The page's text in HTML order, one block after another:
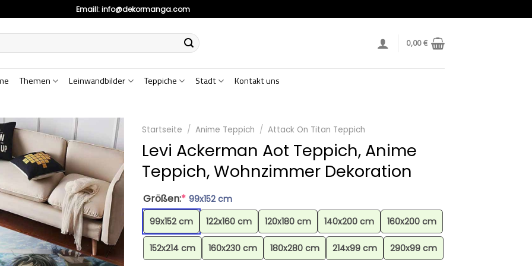
Emaill:info@dekormanga.com
0,00€
Themen Leinwandbilder Teppiche Stadt Kontakt uns
Startseite / Anime Teppich / Attack On Titan Teppich
Levi Ackerman Aot Teppich, Anime
Teppich, Wohnzimmer Dekoration
Größen:* 99x152 cm
99x152 cm
122x160 cm 120x180 cm 140x200 cm 160x200 cm
152x214 cm 160x230 cm 180x280 cm 214x99 cm 290x99 cm